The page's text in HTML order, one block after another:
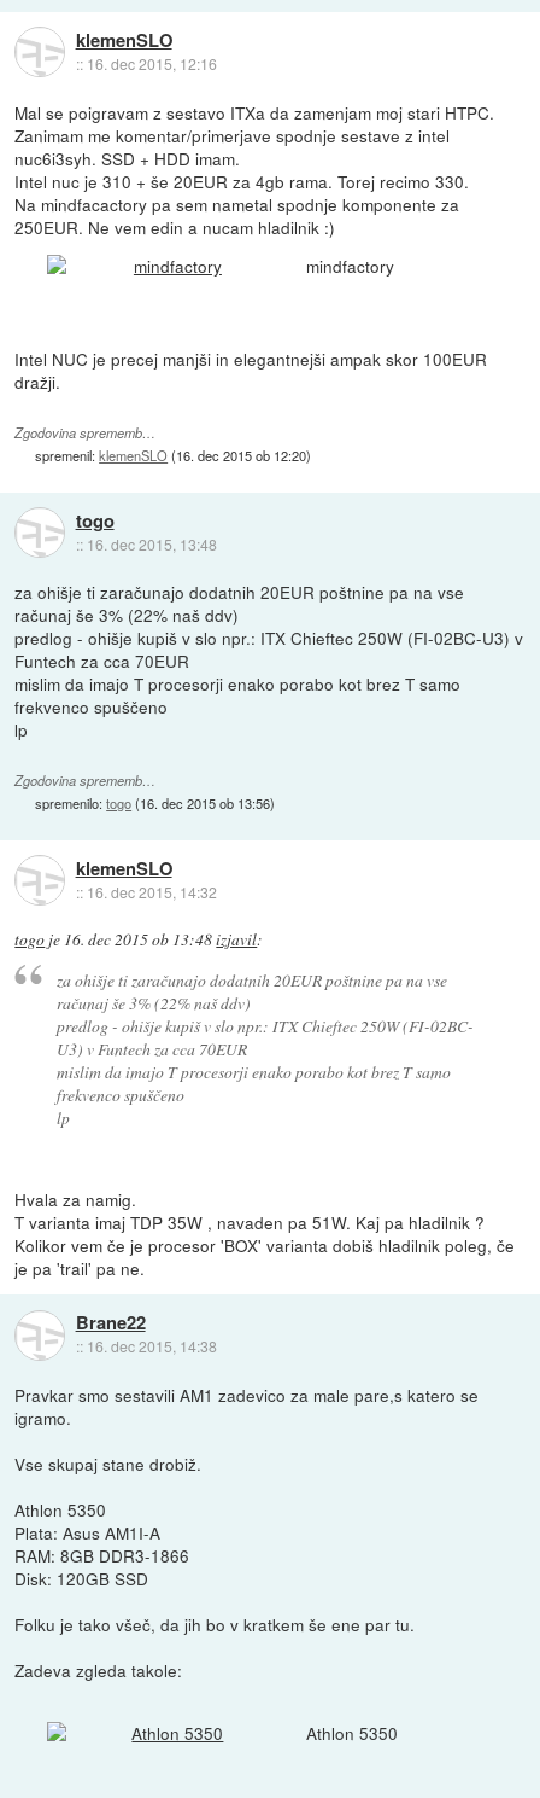
klemenSLO
:: 16. dec 2015, 12:16
Mal se poigravam z sestavo ITXa da zamenjam moj stari HTPC.
Zanimam me komentar/primerjave spodnje sestave z intel
nuc6i3syh. SSD + HDD imam.
Intel nuc je 310 + še 20EUR za 4gb rama. Torej recimo 330.
Na mindfacactory pa sem nametal spodnje komponente za
250EUR. Ne vem edin a nucam hladilnik :)
mindfactory
Intel NUC je precej manjši in elegantnejši ampak skor 100EUR
dražji.
Zgodovina sprememb…
spremenil:klemenSLO(16. dec 2015 ob 12:20)
togo
:: 16. dec 2015, 13:48
za ohišje ti zaračunajo dodatnih 20EUR poštnine pa na vse
računaj še 3% (22% naš ddv)
predlog - ohišje kupiš v slo npr.: ITX Chieftec 250W (FI-02BC-U3) v
Funtech za cca 70EUR
mislim da imajo T procesorji enako porabo kot brez T samo
frekvenco spuščeno
lp
Zgodovina sprememb…
spremenilo:togo(16. dec 2015 ob 13:56)
klemenSLO
:: 16. dec 2015, 14:32
togo je 16. dec 2015 ob 13:48izjavil:
za ohišje ti zaračunajo dodatnih 20EUR poštnine pa na vse
računaj še 3% (22% naš ddv)
predlog - ohišje kupiš v slo npr.: ITX Chieftec 250W (FI-02BC-
U3) v Funtech za cca 70EUR
mislim da imajo T procesorji enako porabo kot brez T samo
frekvenco spuščeno
lp
Hvala za namig.
T varianta imaj TDP 35W , navaden pa 51W. Kaj pa hladilnik ?
Kolikor vem če je procesor 'BOX' varianta dobiš hladilnik poleg, če
je pa 'trail' pa ne.
Brane22
:: 16. dec 2015, 14:38
Pravkar smo sestavili AM1 zadevico za male pare,s katero se
igramo.
Vse skupaj stane drobiž.
Athlon 5350
Plata: Asus AM1I-A
RAM: 8GB DDR3-1866
Disk: 120GB SSD
Folku je tako všeč, da jih bo v kratkem še ene par tu.
Zadeva zgleda takole:
Athlon 5350